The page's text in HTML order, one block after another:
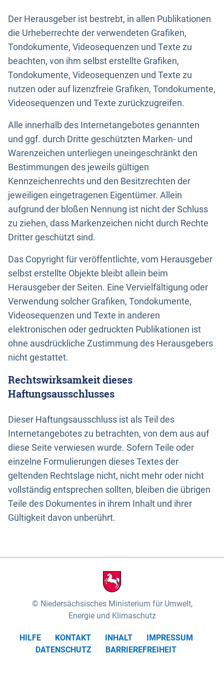
Der Herausgeber ist bestrebt, in allen Publikationen
die Urheberrechte der verwendeten Grafiken,
Tondokumente, Videosequenzen und Texte zu
beachten, von ihm selbst erstellte Grafiken,
Tondokumente, Videosequenzen und Texte zu
nutzen oder auf lizenzfreie Grafiken, Tondokumente,
Videosequenzen und Texte zurückzugreifen.
Alle innerhalb des Internetangebotes genannten
und ggf. durch Dritte geschützten Marken- und
Warenzeichen unterliegen uneingeschränkt den
Bestimmungen des jeweils gültigen
Kennzeichenrechts und den Besitzrechten der
jeweiligen eingetragenen Eigentümer. Allein
aufgrund der bloßen Nennung ist nicht der Schluss
zu ziehen, dass Markenzeichen nicht durch Rechte
Dritter geschützt sind.
Das Copyright für veröffentlichte, vom Herausgeber
selbst erstellte Objekte bleibt allein beim
Herausgeber der Seiten. Eine Vervielfältigung oder
Verwendung solcher Grafiken, Tondokumente,
Videosequenzen und Texte in anderen
elektronischen oder gedruckten Publikationen ist
ohne ausdrückliche Zustimmung des Herausgebers
nicht gestattet.
Rechtswirksamkeit dieses
Haftungsausschlusses
Dieser Haftungsausschluss ist als Teil des
Internetangebotes zu betrachten, von dem aus auf
diese Seite verwiesen wurde. Sofern Teile oder
einzelne Formulierungen dieses Textes der
geltenden Rechtslage nicht, nicht mehr oder nicht
vollständig entsprechen sollten, bleiben die übrigen
Teile des Dokumentes in ihrem Inhalt und ihrer
Gültigkeit davon unberührt.
Niedersächsisches Ministerium für Umwelt,
Energie und Klimaschutz
HILFE KONTAKT INHALT
IMPRESSUM
DATENSCHUTZ
BARRIEREFREIHEIT